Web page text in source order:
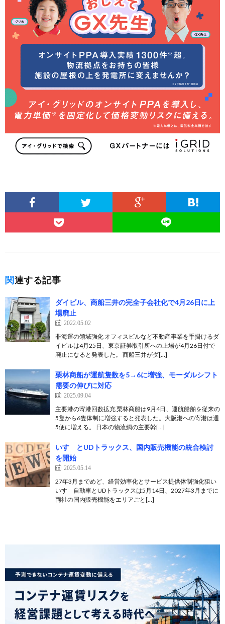
関連する記事
ダイビル、商船三井の完全子会社化で4月26日に上
場廃止
2022.05.02
非海運の領域強化 オフィスビルなど不動産事業を手掛けるダ
イビルは4月25日、東京証券取引所への上場が4月26日付で
廃止になると発表した。 商船三井がダ[…]
栗林商船が運航隻数を5→6に増強、モーダルシフト
需要の伸びに対応
2025.09.04
主要港の寄港回数拡充 栗林商船は9月4日、運航船舶を従来の
5隻から6隻体制に増強すると発表した。大阪港への寄港は週
5便に増える。 日本の物流網の主要幹[…]
いすゞとUDトラックス、国内販売機能の統合検討
を開始
2025.05.14
27年3月までめど、経営効率化とサービス提供体制強化狙い
いすゞ自動車とUDトラックスは5月14日、2027年3月までに
両社の国内販売機能をエリアごと[…]